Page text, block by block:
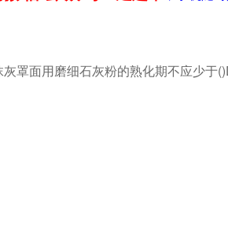
罩面用磨细石灰粉的熟化期不应少于